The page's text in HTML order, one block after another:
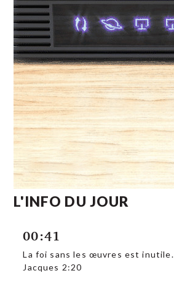
L'INFO DU JOUR
00:41
La foi sans les œuvres est inutile.
Jacques 2:20